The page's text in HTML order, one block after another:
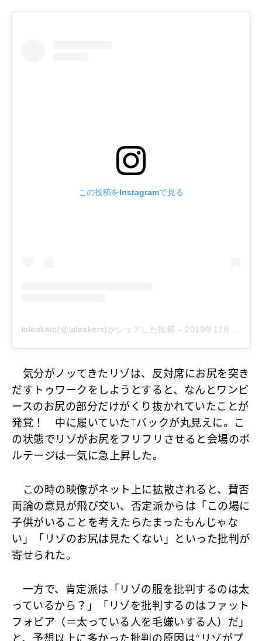
この投稿をInstagramで見る
laleakers(@laleakers)がシェアした投稿 – 2019年12月月9日午後3時20分PST
気分がノッてきたリゾは、反対席にお尻を突き
だすトゥワークをしようとすると、なんとワンピ
ースのお尻の部分だけがくり抜かれていたことが
発覚！ 中に履いていたTバックが丸見えに。こ
の状態でリゾがお尻をフリフリさせると会場のボ
ルテージは一気に急上昇した。
この時の映像がネット上に拡散されると、賛否
両論の意見が飛び交い、否定派からは「この場に
子供がいることを考えたらたまったもんじゃな
い」「リゾのお尻は見たくない」といった批判が
寄せられた。
一方で、肯定派は「リゾの服を批判するのは太
っているから？」「リゾを批判するのはファット
フォビア（＝太っている人を毛嫌いする人）だ」